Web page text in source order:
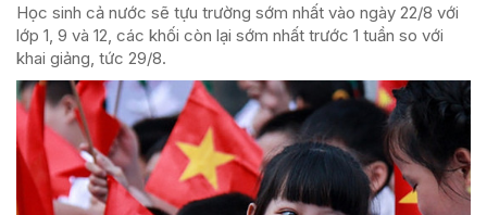
Học sinh cả nước sẽ tựu trường sớm nhất vào ngày 22/8 với
lớp 1, 9 và 12, các khối còn lại sớm nhất trước 1 tuần so với
khai giảng, tức 29/8.